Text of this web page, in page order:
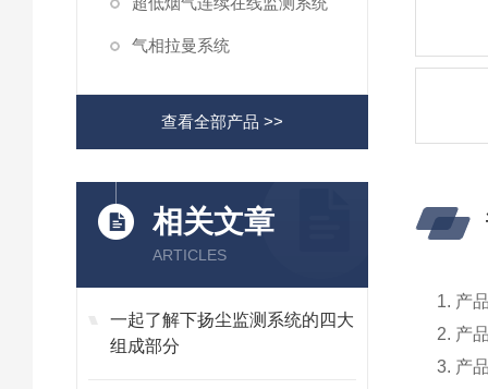
气相拉曼系统
查看全部产品 >>
相关文章
ARTICLES
一起了解下扬尘监测系统的四大
组成部分
1. 产
2. 产
3. 产